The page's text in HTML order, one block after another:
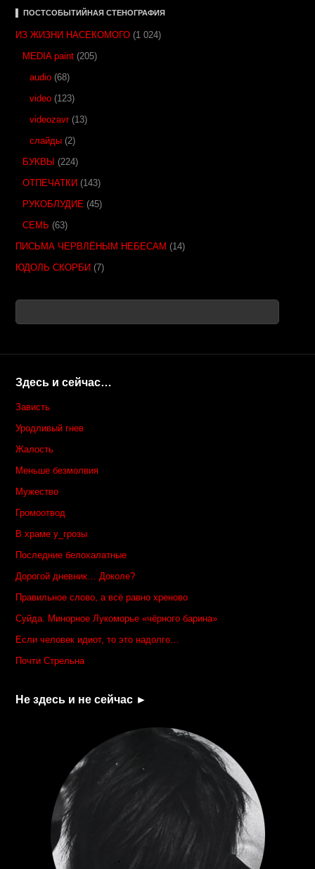
▌ ПОСТСОБЫТИЙНАЯ СТЕНОГРАФИЯ
ИЗ ЖИЗНИ НАСЕКОМОГО (1 024)
MEDIA paint (205)
audio (68)
video (123)
videozavr(13)
слайды (2)
БУКВЫ (224)
ОТПЕЧАТКИ (143)
РУКОБЛУДИЕ (45)
СЕМЬ (63)
ПИСЬМА ЧЕРВЛЁНЫМ НЕБЕСАМ (14)
ЮДОЛЬ СКОРБИ (7)
Здесь и сейчас…
Зависть
Уродливый гнев
Жалость
Меньше безмолвия
Мужество
Громоотвод
В храме у_грозы
Последние белохалатные
Дорогой дневник… Доколе?
Правильное слово, а всё равно хреново
Суйда. Минорное Лукоморье «чёрного барина»
Если человек идиот, то это надолго…
Почти Стрельна
Не здесь и не сейчас ►